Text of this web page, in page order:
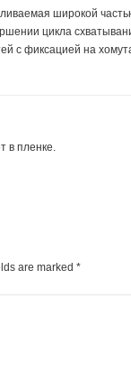
широкой
цикла
с фиксацией на
в пленке.
are marked *